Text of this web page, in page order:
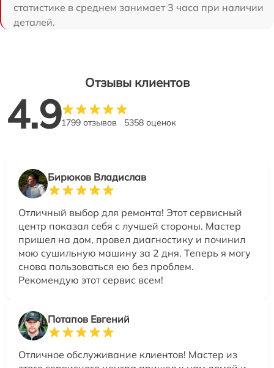
статистике в среднем занимает 3 часа при наличии
деталей.
Отзывы клиентов
4.91799 отзывов 5358 оценок
Бирюков Владислав
Отличный выбор для ремонта! Этот сервисный
центр показал себя с лучшей стороны. Мастер
пришел на дом, провел диагностику и починил
мою сушильную машину за 2 дня. Теперь я могу
снова пользоваться ею без проблем.
Рекомендую этот сервис всем!
Потапов Евгений
Отличное обслуживание клиентов! Мастер из